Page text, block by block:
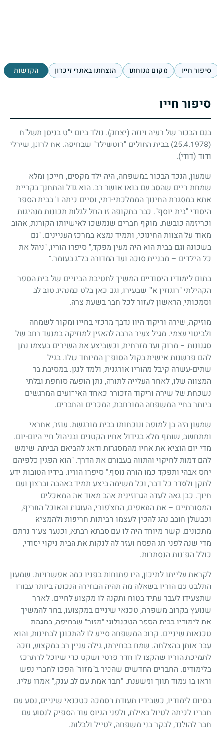
סיפור חייו מקום מנוחתו הנצחתו באתרי זיכרון הקדשות
סיפור חייו
בנם הבכור של רעיה ויוזה (יצחק). נולד ביום י"ט בניסן תשל"ח
(25.4.1978)
בבית החולים "רוטשילד" שבחיפה. אח לרונן, שירלי
ודוד (דודי).
שמעון, הנכד הבכור במשפחה, היה ילד מקסים, חייכן ומלא
שמחת חיים שהסב עם בואו אושר רב. הוא גדל והתחנך בקריית
אתא במסגרת החינוך הממלכתי-דתי, וסיים כיתה ו' בבית הספר
היסודי "בית יוסף". כבר בתקופה זו החל לגלות תכונות מנהיגות
וכריזמה כובשת. מוקף חברים שנמשכו לאישיותו הקורנת, אהוב
מאוד על הצוות החינוכי, ותמיד נמצא במרכז העניינים. "גם
בשכונה וגם בבית הוא היה מעין מפקד," סיפרו הוריו, "ניהל את
כל הילדים – מבניית סוכה ועד המדורה בל"ג בעומר."
בתום לימודיו היסודיים המשיך לחטיבת הביניים של בית הספר
הקהילתי "רוגוזין א'" שבעירו, וגם כאן בלט כמנהיג טוב לב
וסמכותי, הראשון לעזור לכל חבר בשעת צרה.
מוזיקה, שירה וריקוד היוו נדבך מרכזי בחייו ומקור לשמחה
ולביטוי עצמי. מגיל צעיר הרבה להאזין למוזיקה במנעד רחב של
סגנונות – מרוק ועד מזרחית, וכשביצע את השירים בעצמו נתן
להם פרשנות אישית בקול הסופרן המיוחד שלו. בגיל
שתים-עשרה קיבל מהוריו אורגנית, ולמד לנגן. במסיבת בר
המצווה שלו, לאחר העלייה לתורה, נתן הופעה סוחפת ובלתי
נשכחת של שירה וריקוד הזכורה כאחד האירועים המרגשים
ביותר בחיי המשפחה המורחבת, המכרים והחברים.
שמעון היה בן למופת ונוכחותו בבית מורגשת. עוזר, אחראי
ומתחשב, שותף מלא בגידול אחיו הקטנים ובניהול חיי היום-יום.
מדי יום הוציא את אחיו מהמסגרות ודאג להביאם הביתה, שימש
להם דמות לחיקוי והתווה בעבורם את הדרך. "הוא הפגין כלפיהם
יחס אבהי ותפקד כמו הורה נוסף," סיפרו הוריו. בידיו הטובות ידע
לתקן ולסדר כל דבר, וכל משימה ביצע תמיד באהבה וברצון ועם
חיוך. כבן גאה לעדה הגרוזינית אהב מאוד את המאכלים
המסורתיים – את המאפים, החצ'פורי, העוגות והאוכל החריף,
וכבשלן חובב נהג להכין לעצמו חביתות חריפות ולהמציא
מתכונים. קשר מיוחד היה לו עם סבתא רבתא, וכנער צעיר נרתם
מדי שנה לפני חג הפסח ועזר לה לנקות את הבית ניקוי יסודי,
כולל הפינות הנסתרות.
לקראת עלייתו לתיכון, היו פתוחות בפניו כמה אפשרויות. שמעון
התלבט עם הוריו בשאלה מה תהיה הבחירה הנכונה ביותר עבורו
שתצעידו לעבר עתיד בטוח ותקנה לו מקצוע לחיים. לאחר
שנועץ בקרוב משפחה, טכנאי שיניים במקצועו, בחר להמשיך
את לימודיו בבית הספר הטכנולוגי "מזור" שבחיפה, במגמת
טכנאות שיניים. קרוב המשפחה סייע לו להתכונן לבחינות, והוא
עבר אותן בהצלחה. שמח בבחירתו, גילה עניין רב במקצוע, וזכה
לתמיכת הוריו שהקצו לו חדר פרטי ושקט כדי שיוכל להתרכז
בלימודים. החברים החדשים שהכיר ב"מזור" הפכו לחברי נפש
וראו בו עמוד תווך ומשענת. "חבר אמת עם לב ענק," אמרו עליו.
בסיום לימודיו, כשבידיו תעודת הסמכה כטכנאי שיניים, נסע עם
חבריו לכיתה לטיול באילת, ולפני הגיוס עוד הספיק לנסוע עם
חבר להולנד, לבקר בני משפחה, לטייל ולבלות.